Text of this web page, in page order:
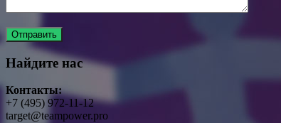
Найдите нас
Контакты:
+7 (495) 972-11-12
target@teampower.pro